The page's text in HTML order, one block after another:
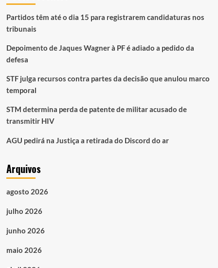
Partidos têm até o dia 15 para registrarem candidaturas nos
tribunais
Depoimento de Jaques Wagner à PF é adiado a pedido da
defesa
STF julga recursos contra partes da decisão que anulou marco
temporal
STM determina perda de patente de militar acusado de
transmitir HIV
AGU pedirá na Justiça a retirada do Discord do ar
Arquivos
agosto 2026
julho 2026
junho 2026
maio 2026